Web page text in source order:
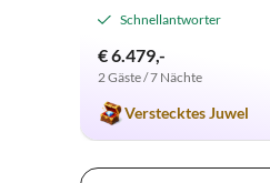
Schnellantworter
€ 6.479,-
2 Gäste / 7 Nächte
Verstecktes Juwel